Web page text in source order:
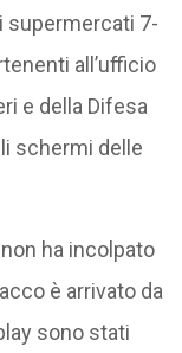
supermercati 7-
all’ufficio
e della Difesa
schermi delle
ha incolpato
è arrivato da
sono stati